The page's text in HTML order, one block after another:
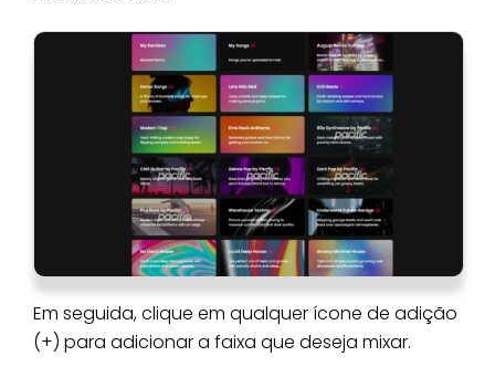
Em seguida, clique em qualquer ícone de adição
(+) para adicionar a faixa que deseja mixar.